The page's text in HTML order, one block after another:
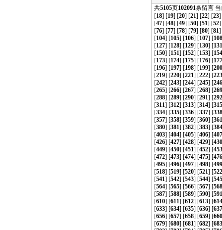
共5105页102091条留言
[18] [19] [20] [21] [22] [23]
[47] [48] [49] [50] [51] [52]
[76] [77] [78] [79] [80] [81]
[104] [105] [106] [107] [108
[127] [128] [129] [130] [131
[150] [151] [152] [153] [154
[173] [174] [175] [176] [177
[196] [197] [198] [199] [200
[219] [220] [221] [222] [223
[242] [243] [244] [245] [246
[265] [266] [267] [268] [269
[288] [289] [290] [291] [292
[311] [312] [313] [314] [315
[334] [335] [336] [337] [338
[357] [358] [359] [360] [361
[380] [381] [382] [383] [384
[403] [404] [405] [406] [407
[426] [427] [428] [429] [430
[449] [450] [451] [452] [453
[472] [473] [474] [475] [476
[495] [496] [497] [498] [499
[518] [519] [520] [521] [522
[541] [542] [543] [544] [545
[564] [565] [566] [567] [568
[587] [588] [589] [590] [591
[610] [611] [612] [613] [614
[633] [634] [635] [636] [637
[656] [657] [658] [659] [660
[679] [680] [681] [682] [683